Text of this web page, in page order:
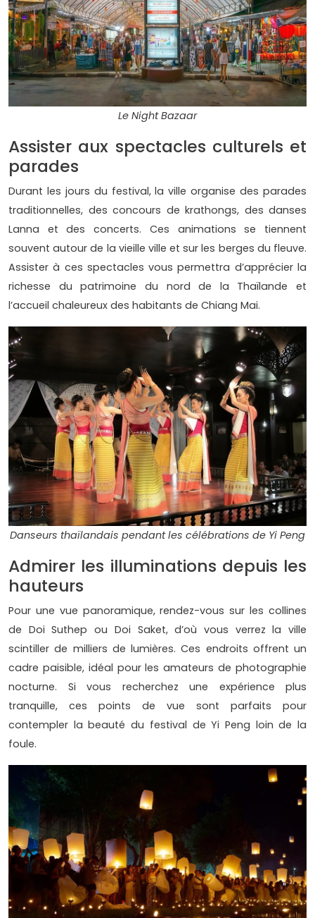
Le Night Bazaar
Assister aux spectacles culturels et
parades
Durant les jours du festival, la ville organise des parades
traditionnelles, des concours de krathongs, des danses
Lanna et des concerts. Ces animations se tiennent
souvent autour de la vieille ville et sur les berges du fleuve.
Assister à ces spectacles vous permettra d’apprécier la
richesse du patrimoine du nord de la Thaïlande et
l’accueil chaleureux des habitants de Chiang Mai.
Danseurs thaïlandais pendant les célébrations de Yi Peng
Admirer les illuminations depuis les
hauteurs
Pour une vue panoramique, rendez-vous sur les collines
de Doi Suthep ou Doi Saket, d’où vous verrez la ville
scintiller de milliers de lumières. Ces endroits offrent un
cadre paisible, idéal pour les amateurs de photographie
nocturne. Si vous recherchez une expérience plus
tranquille, ces points de vue sont parfaits pour
contempler la beauté du festival de Yi Peng loin de la
foule.